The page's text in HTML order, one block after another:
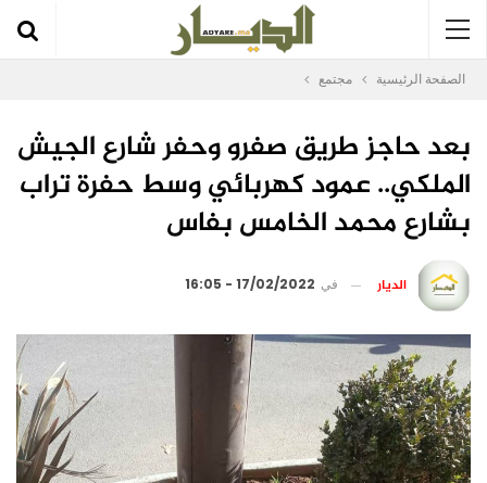
الصفحة الرئيسية مجتمع
بعد حاجز طريق صفرو وحفر شارع الجيش
الملكي.. عمود كهربائي وسط حفرة تراب
بشارع محمد الخامس بفاس
الديار في 17/02/2022 - 16:05